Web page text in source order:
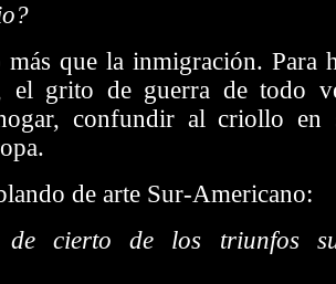
que la inmigración. Para
el grito de guerra de todo
confundir al criollo en
de arte Sur-Americano:
cierto de los triunfos